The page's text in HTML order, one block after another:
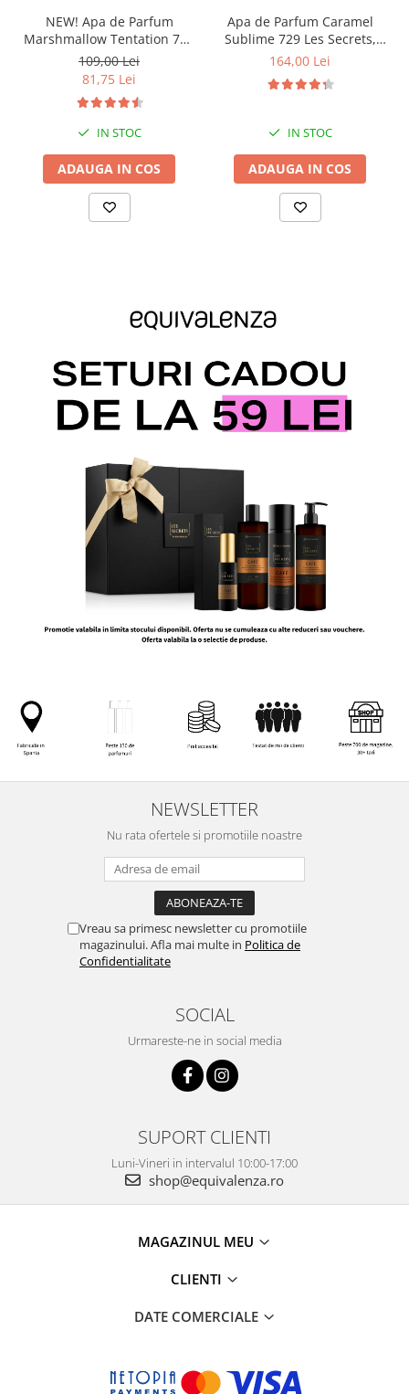
NEW! Apa de Parfum
Marshmallow Tentation 758
Les Secrets, Unisex, 50 ml,
Equivalenza
109,00 Lei
81,75 Lei
IN STOC
ADAUGA IN COS
Apa de Parfum Caramel
Sublime 729 Les Secrets,
Unisex, 100 ml, Equivalenza
164,00 Lei
IN STOC
ADAUGA IN COS
NEWSLETTER
Nu rata ofertele si promotiile noastre
Vreau sa primesc newsletter cu promotiile
magazinului. Afla mai multe in Politica de
Confidentialitate
SOCIAL
Urmareste-ne in social media
SUPORT CLIENTI
Luni-Vineri in intervalul 10:00-17:00
shop@equivalenza.ro
MAGAZINUL MEU
CLIENTI
DATE COMERCIALE